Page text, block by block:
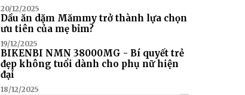
20/12/2025
Dầu ăn dặm Mămmy trở thành lựa chọn
ưu tiên của mẹ bỉm?
19/12/2025
BIKENBI NMN 38000MG - Bí quyết trẻ
đẹp không tuổi dành cho phụ nữ hiện
đại
18/12/2025